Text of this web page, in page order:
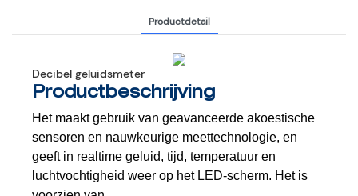
Productdetail
Decibel geluidsmeter
Productbeschrijving
Het maakt gebruik van geavanceerde akoestische
sensoren en nauwkeurige meettechnologie, en
geeft in realtime geluid, tijd, temperatuur en
luchtvochtigheid weer op het LED-scherm. Het is